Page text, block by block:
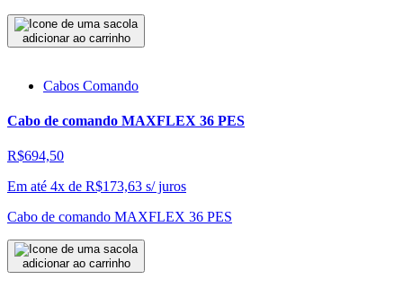
adicionar ao carrinho
Cabos Comando
Cabo de comando MAXFLEX 36 PES
R$694,50
Em até 4x de R$173,63 s/ juros
Cabo de comando MAXFLEX 36 PES
adicionar ao carrinho